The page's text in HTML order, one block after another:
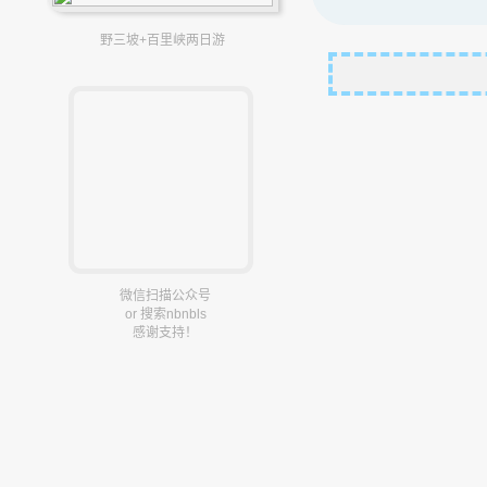
野三坡+百里峡两日游
微信扫描公众号
or 搜索nbnbls
感谢支持！